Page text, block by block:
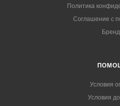
Политика
Соглашение с
Условия
Условия